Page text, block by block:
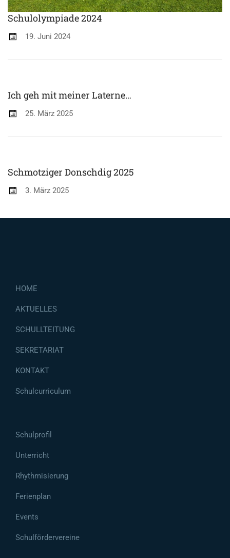
Schulolympiade 2024
19. Juni 2024
Ich geh mit meiner Laterne…
25. März 2025
Schmotziger Donschdig 2025
3. März 2025
HOME
AKTUELLES
SCHULLTEITUNG
SEKRETARIAT
KONTAKT
Schulcurriculum
Schulprofil
Unterricht
Rhythmisierung
Ferienplan
Events
Schulfördervereine